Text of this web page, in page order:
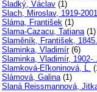
Sladký, Václav (1)
Slach, Miroslav, 1919-2001
Sláma, František (1)
Slama-Cazacu, Tatiana(1)
Slaměník, František,
Slaminka, Vladimír(6)
Slaminka, Vladimír, 1902-..
Slamková-Eľkoninová, Ĺ.
Slámová, Galina(1)
Slaná Reissmannová,